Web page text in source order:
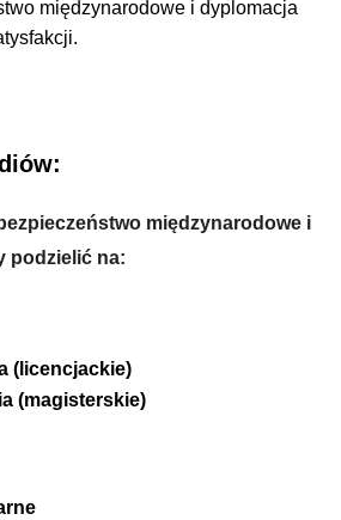
międzynarodowe i dyplomacja
międzynarodowe i
podzielić na:
(licencjackie)
(magisterskie)